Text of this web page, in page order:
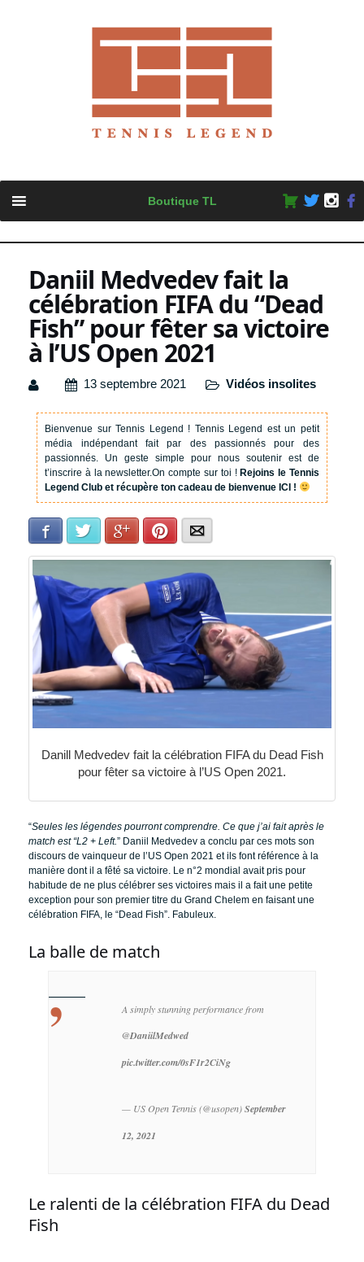
content
Boutique TL
Daniil Medvedev fait la
célébration FIFA du “Dead
Fish” pour fêter sa victoire
à l’US Open 2021
13 septembre 2021 Vidéos insolites
Bienvenue sur Tennis Legend ! Tennis Legend est un petit
média indépendant fait par des passionnés pour des
passionnés. Un geste simple pour nous soutenir est de
t’inscrire à la newsletter.On compte sur toi !Rejoins le Tennis
Legend Club et récupère ton cadeau de bienvenue ICI !
Facebook Twitter Google+Pinterest
Danill Medvedev fait la célébration FIFA du Dead Fish
pour fêter sa victoire à l’US Open 2021.
“Seules les légendes pourront comprendre. Ce que j’ai fait après le
match est “L2 + Left.” Daniil Medvedev a conclu par ces mots son
discours de vainqueur de l’US Open 2021 et ils font référence à la
manière dont il a fêté sa victoire. Le n°2 mondial avait pris pour
habitude de ne plus célébrer ses victoires mais il a fait une petite
exception pour son premier titre du Grand Chelem en faisant une
célébration FIFA, le “Dead Fish”. Fabuleux.
La balle de match
A simply stunning performance from
@DaniilMedwed
pic.twitter.com/0sF1r2CiNg
— US Open Tennis (@usopen)September
12, 2021
Le ralenti de la célébration FIFA du Dead
Fish